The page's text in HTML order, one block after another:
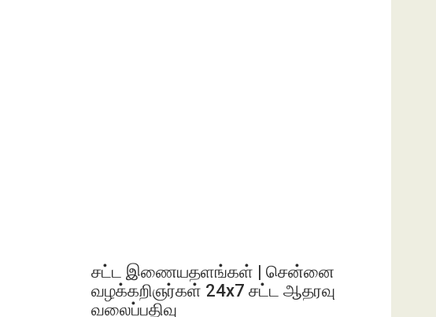
சட்ட இணையதளங்கள் | சென்னை
வழக்கறிஞர்கள் 24x7 சட்ட ஆதரவு
வலைப்பதிவு